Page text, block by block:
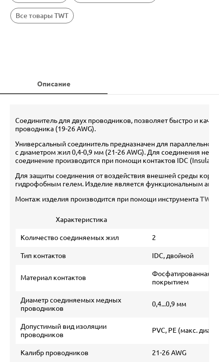
Все товары TWT
Описание
Соединитель для двух проводников, позволяет быстро и
проводника (19-26 AWG).
Универсальный соединитель предназначен для
с диаметром жил 0,4-0,9 мм (21-26 AWG). Для соединения не
соединение производится при помощи контактов IDC
Для защиты соединения от воздействия внешней среды
гидрофобным гелем. Изделие является функциональным
Монтаж изделия производится при помощи инструментаTWT-
Характеристика
Количество соединяемых жил 2
Тип контактов IDC, двойной
Материал контактов
Фосфатированная
покрытием
Диаметр соединяемых медных
проводников
0,4...0,9 мм
Допустимый вид изоляции
проводников
PVC, PE (макс.
Калибр проводников 21-26 AWG